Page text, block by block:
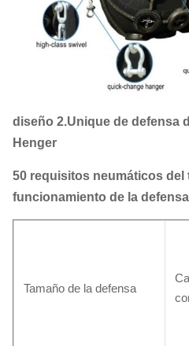
diseño 2.Unique de defensa
Henger
50 requisitos neumáticos del
funcionamiento de la
Tamaño de la defensa